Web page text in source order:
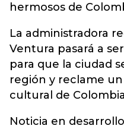
hermosos de
La administradora
Ventura pasará a
para que la ciudad
región y reclame
cultural de
Noticia en